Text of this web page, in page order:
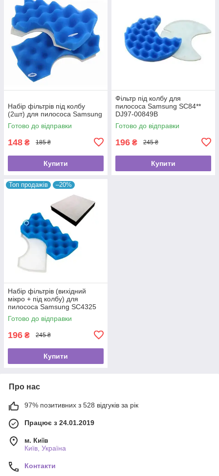
Набір фільтрів під колбу
(2шт) для пилососа Samsung
Готово до відправки
148 ₴ 185 ₴
Купити
Фільтр під колбу для
пилососа Samsung SC84**
DJ97-00849B
Готово до відправки
196 ₴ 245 ₴
Купити
Топ продажів –20%
Набір фільтрів (вихідний
мікро + під колбу) для
пилососа Samsung SC4325
Готово до відправки
196 ₴ 245 ₴
Купити
Про нас
97% позитивних з 528 відгуків за рік
Працює з 24.01.2019
м. Київ
Київ, Україна
Контакти